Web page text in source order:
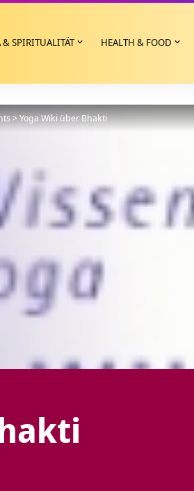
& SPIRITUALITÄT HEALTH & FOOD
>Yoga Wiki über Bhakti